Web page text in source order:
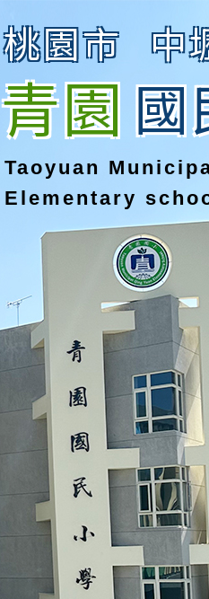
桃園市 中
青園國
Taoyuan
Elementary